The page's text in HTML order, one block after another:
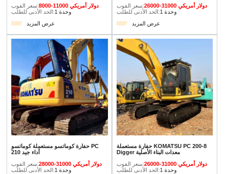
سعر الفوب:
8000-11000 دولار أمريكي
الحد الأدنى للطلب:
1 وحدة
عرض المزيد
سعر الفوب:
26000-31000 دولار أمريكي
الحد الأدنى للطلب:
1 وحدة
عرض المزيد
حفارة كوماتسو مستعملة كوماتسو PC
210 أداء جيد
سعر الفوب:
28000-31000 دولار أمريكي
الحد الأدنى للطلب:
1 وحدة
حفارة مستعملة KOMATSU PC 200-8
Digger معدات البناء الأصلية
سعر الفوب:
26000-31000 دولار أمريكي
الحد الأدنى للطلب:
1 وحدة